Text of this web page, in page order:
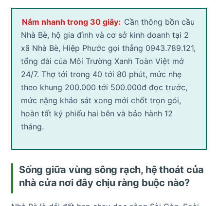
Nắm nhanh trong 30 giây: Cần thông bồn cầu
Nhà Bè, hộ gia đình và cơ sở kinh doanh tại 2
xã Nhà Bè, Hiệp Phước gọi thẳng 0943.789.121,
tổng đài của Môi Trường Xanh Toàn Việt mở
24/7. Thợ tới trong 40 tới 80 phút, mức nhẹ
theo khung 200.000 tới 500.000đ đọc trước,
mức nặng khảo sát xong mới chốt trọn gói,
hoàn tất ký phiếu hai bên và bảo hành 12
tháng.
Sống giữa vùng sông rạch, hệ thoát của
nhà cửa nơi đây chịu ràng buộc nào?